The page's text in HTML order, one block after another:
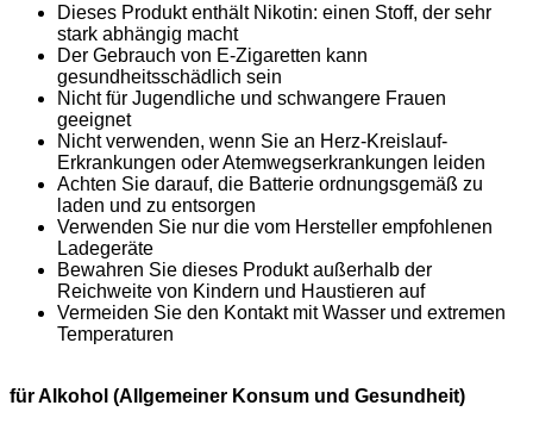
Dieses Produkt enthält Nikotin: einen Stoff, der sehr
stark abhängig macht
Der Gebrauch von E-Zigaretten kann
gesundheitsschädlich sein
Nicht für Jugendliche und schwangere Frauen
geeignet
Nicht verwenden, wenn Sie an Herz-Kreislauf-
Erkrankungen oder Atemwegserkrankungen leiden
Achten Sie darauf, die Batterie ordnungsgemäß zu
laden und zu entsorgen
Verwenden Sie nur die vom Hersteller empfohlenen
Ladegeräte
Bewahren Sie dieses Produkt außerhalb der
Reichweite von Kindern und Haustieren auf
Vermeiden Sie den Kontakt mit Wasser und extremen
Temperaturen
für Alkohol (Allgemeiner Konsum und Gesundheit)